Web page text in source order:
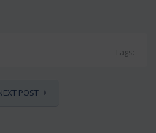
Tags:
POST